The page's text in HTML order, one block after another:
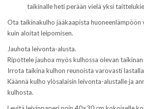
taikinalle heti perään vielä yksi
Ota taikinakulho jääkaapista huoneenlämpöön
kuin aloitat leipomisen.
Jauhota leivonta-alusta.
Ripottele jauhoa myös kulhossa olevan taikinan
Irrota taikina kulhon reunoista varovasti
Käännä kulho ylösalaisin leivonta-alustalle ja
kulhosta.